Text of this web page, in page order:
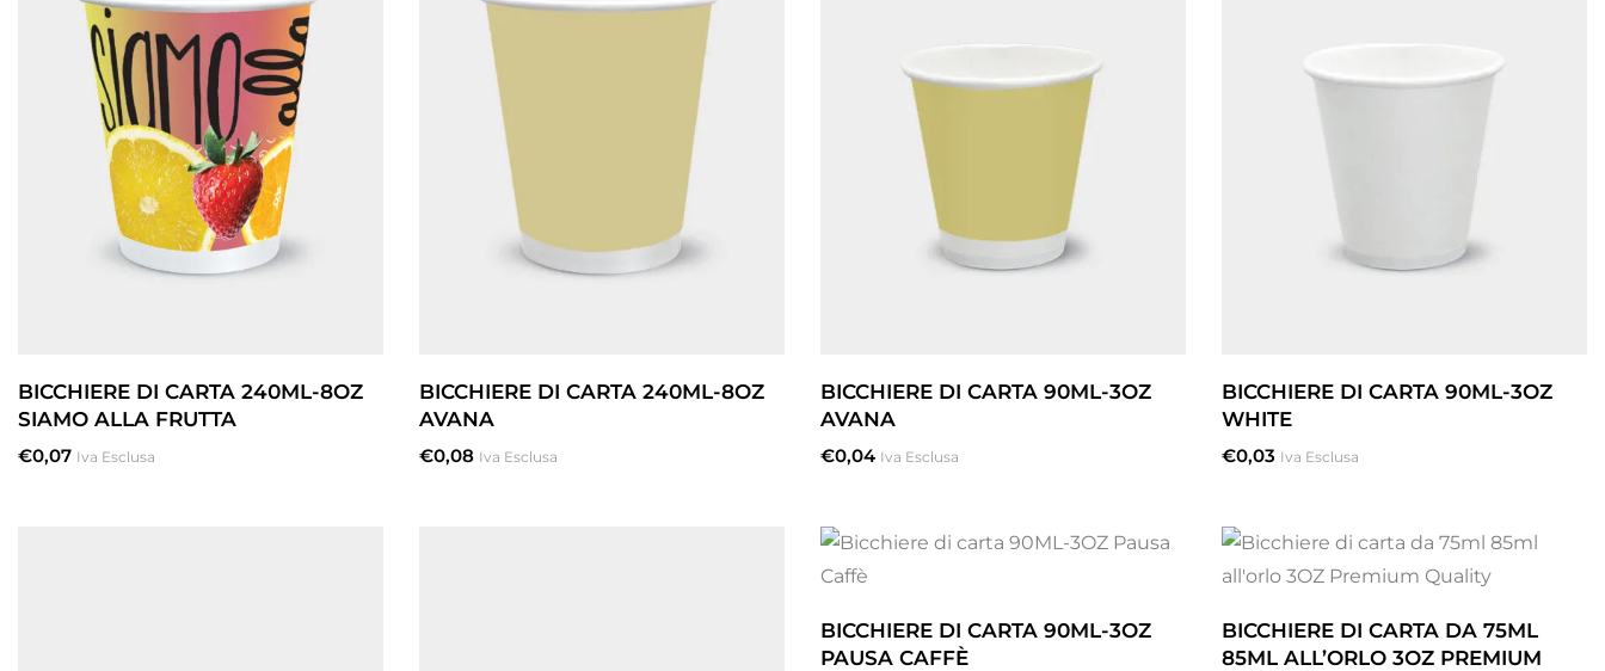
BICCHIERE DI CARTA 240ML-8OZ
SIAMO ALLA FRUTTA
€0,07 Iva Esclusa
BICCHIERE DI CARTA 240ML-8OZ
AVANA
€0,08 Iva Esclusa
BICCHIERE DI CARTA 90ML-3OZ
AVANA
€0,04 Iva Esclusa
BICCHIERE DI CARTA 90ML-3OZ
WHITE
€0,03 Iva Esclusa
BICCHIERE DI CARTA 90ML-3OZ
PAUSA CAFFÈ
BICCHIERE DI CARTA DA 75ML
85ML ALL’ORLO 3OZ PREMIUM